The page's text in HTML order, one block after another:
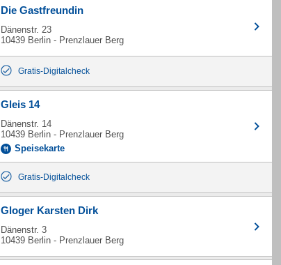
Die Gastfreundin
Dänenstr. 23
10439 Berlin - Prenzlauer Berg
Gratis-Digitalcheck
Gleis 14
Dänenstr. 14
10439 Berlin - Prenzlauer Berg
Speisekarte
Gratis-Digitalcheck
Gloger Karsten Dirk
Dänenstr. 3
10439 Berlin - Prenzlauer Berg